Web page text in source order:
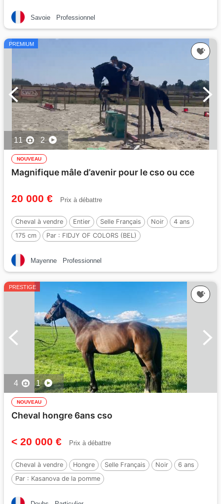
Savoie Professionnel
PREMIUM
11 2
NOUVEAU
Magnifique mâle d’avenir pour le cso ou cce
20 000 € Prix à débattre
Cheval à vendre Entier Selle Français Noir
4 ans
175 cm
Par : FIDJY OF COLORS (BEL)
Mayenne Professionnel
PRESTIGE
4 1
NOUVEAU
Cheval hongre 6ans cso
< 20 000 € Prix à débattre
Cheval à vendre Hongre Selle Français Noir
6 ans
Par : Kasanova de la pomme